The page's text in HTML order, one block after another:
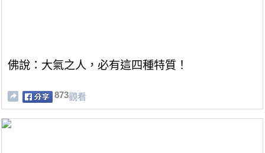
佛說：大氣之人，必有這四種特質！
873觀看